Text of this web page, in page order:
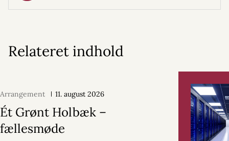
Relateret indhold
Arrangement 11. august 2026
Ét Grønt Holbæk –
fællesmøde